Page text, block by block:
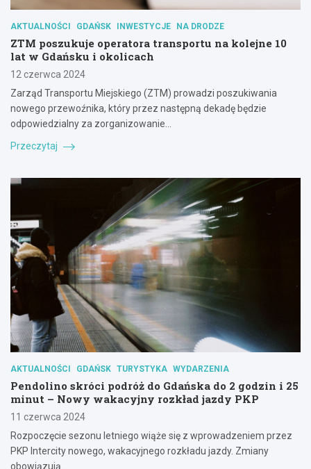
AKTUALNOŚCI GDAŃSK INWESTYCJE NA DRODZE
ZTM poszukuje operatora transportu na kolejne 10
lat w Gdańsku i okolicach
12 czerwca 2024
Zarząd Transportu Miejskiego (ZTM) prowadzi poszukiwania
nowego przewoźnika, który przez następną dekadę będzie
odpowiedzialny za zorganizowanie…
Przeczytaj
AKTUALNOŚCI GDAŃSK TURYSTYKA WYDARZENIA
Pendolino skróci podróż do Gdańska do 2 godzin i 25
minut – Nowy wakacyjny rozkład jazdy PKP
11 czerwca 2024
Rozpoczęcie sezonu letniego wiąże się z wprowadzeniem przez
PKP Intercity nowego, wakacyjnego rozkładu jazdy. Zmiany
obowiązują…